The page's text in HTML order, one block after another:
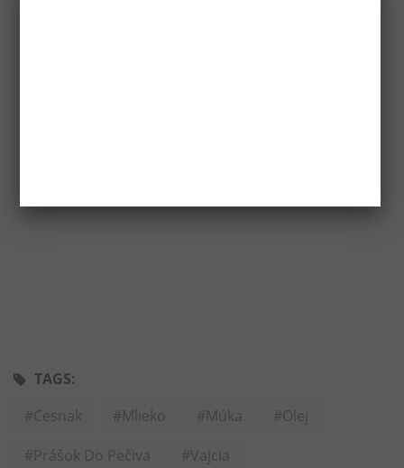
TAGS:
Cesnak
Mlieko Múka
Olej
Prášok Do Pečiva
Vajcia